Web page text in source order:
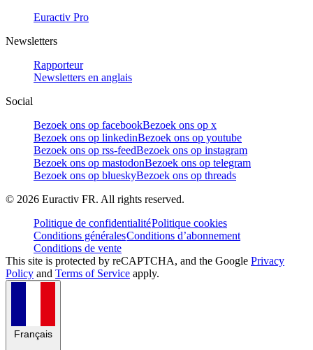
Euractiv Pro
Newsletters
Rapporteur
Newsletters en anglais
Social
Bezoek ons op facebookBezoek ons op x
Bezoek ons op linkedinBezoek ons op youtube
Bezoek ons op rss-feedBezoek ons op instagram
Bezoek ons op mastodonBezoek ons op telegram
Bezoek ons op blueskyBezoek ons op threads
© 2026 Euractiv FR. All rights reserved.
Politique de confidentialitéPolitique cookies
Conditions généralesConditions d’abonnement
Conditions de vente
This site is protected by reCAPTCHA, and the Google Privacy
Policy and Terms of Service apply.
Français